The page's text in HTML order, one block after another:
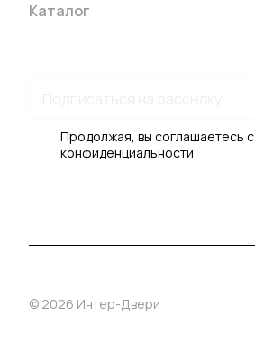
Каталог
Продолжая, вы соглашаетесь с
конфиденциальности
© 2026 Интер-Двери